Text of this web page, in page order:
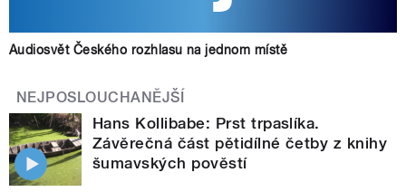
Audiosvět Českého rozhlasu na jednom místě
NEJPOSLOUCHANĚJŠÍ
Hans Kollibabe: Prst trpaslíka.
Závěrečná část pětidílné četby z knihy
šumavských pověstí